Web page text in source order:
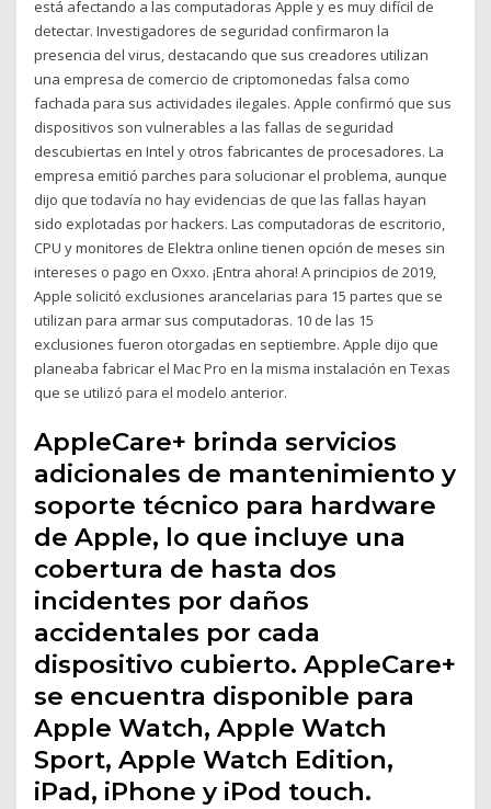
está afectando a las computadoras Apple y es muy difícil de
detectar. Investigadores de seguridad confirmaron la
presencia del virus, destacando que sus creadores utilizan
una empresa de comercio de criptomonedas falsa como
fachada para sus actividades ilegales. Apple confirmó que sus
dispositivos son vulnerables a las fallas de seguridad
descubiertas en Intel y otros fabricantes de procesadores. La
empresa emitió parches para solucionar el problema, aunque
dijo que todavía no hay evidencias de que las fallas hayan
sido explotadas por hackers. Las computadoras de escritorio,
CPU y monitores de Elektra online tienen opción de meses sin
intereses o pago en Oxxo. ¡Entra ahora! A principios de 2019,
Apple solicitó exclusiones arancelarias para 15 partes que se
utilizan para armar sus computadoras. 10 de las 15
exclusiones fueron otorgadas en septiembre. Apple dijo que
planeaba fabricar el Mac Pro en la misma instalación en Texas
que se utilizó para el modelo anterior.
AppleCare+ brinda servicios
adicionales de mantenimiento y
soporte técnico para hardware
de Apple, lo que incluye una
cobertura de hasta dos
incidentes por daños
accidentales por cada
dispositivo cubierto. AppleCare+
se encuentra disponible para
Apple Watch, Apple Watch
Sport, Apple Watch Edition,
iPad, iPhone y iPod touch.